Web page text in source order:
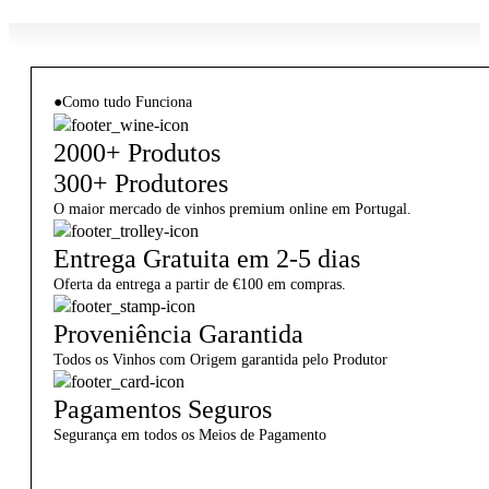
●Como tudo Funciona
2000+ Produtos
300+ Produtores
O maior mercado de vinhos premium online em Portugal.
Entrega Gratuita em 2-5 dias
Oferta da entrega a partir de €100 em compras.
Proveniência Garantida
Todos os Vinhos com Origem garantida pelo Produtor
Pagamentos Seguros
Segurança em todos os Meios de Pagamento